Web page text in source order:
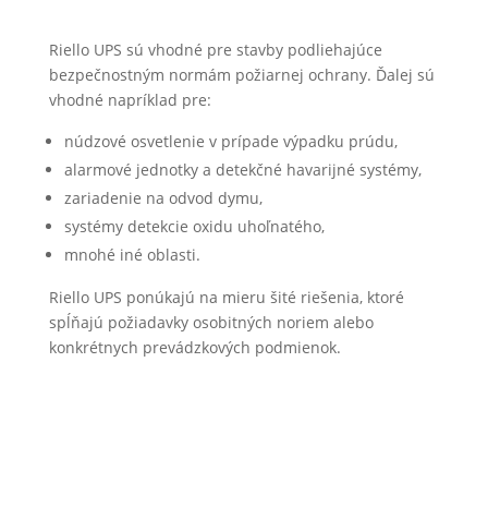
Riello UPS sú vhodné pre stavby podliehajúce
bezpečnostným normám požiarnej ochrany. Ďalej sú
vhodné napríklad pre:
núdzové osvetlenie v prípade výpadku prúdu,
alarmové jednotky a detekčné havarijné systémy,
zariadenie na odvod dymu,
systémy detekcie oxidu uhoľnatého,
mnohé iné oblasti.
Riello UPS ponúkajú na mieru šité riešenia, ktoré
spĺňajú požiadavky osobitných noriem alebo
konkrétnych prevádzkových podmienok.